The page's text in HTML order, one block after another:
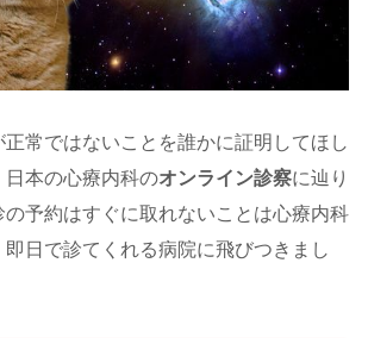
正常ではないことを誰かに証明してほし
日本の心療内科のオンライン診察に辿り
予約はすぐに取れないことは心療内科
日で診てくれる病院に飛びつきまし